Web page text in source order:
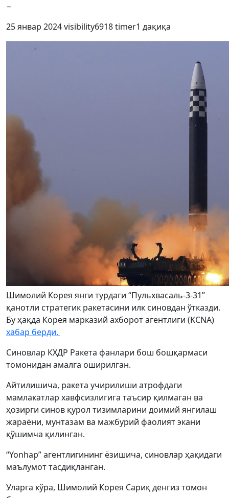
−
25 январ 2024visibility6918timer1 дақиқа
Шимолий Корея янги турдаги “Пульхвасаль-3-31”
қанотли стратегик ракетасини илк синовдан ўтказди.
Бу ҳақда Корея марказий ахборот агентлиги (KCNA)
хабар берди.
Синовлар КХДР Ракета фанлари бош бошқармаси
томонидан амалга оширилган.
Айтилишича, ракета учирилиши атрофдаги
мамлакатлар хавфсизлигига таъсир қилмаган ва
ҳозирги синов қурол тизимларини доимий янгилаш
жараёни, мунтазам ва мажбурий фаолият экани
қўшимча қилинган.
“Yonhap” агентлигининг ёзишича, синовлар ҳақидаги
маълумот тасдиқланган.
Уларга кўра, Шимолий Корея Сариқ денгиз томон